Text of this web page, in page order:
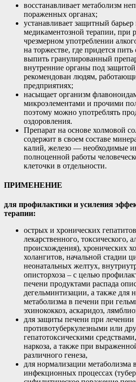
восстанавливает метаболизм
пораженных органах;
устанавливает защитный барьер
медикаментозной терапии, при
чрезмерном употреблении
на торжестве, где придется
выпить гранулированный
внутренние органы под
рекомендован людям,
предприятиях;
насыщает организм
микроэлементами и прочими
поэтому можно употреблять
оздоровления.
Препарат на основе холмовой
содержит в своем составе
калий, железо — необходимые
полноценной работы
клеточки в отдельности.
ПРИМЕНЕНИЕ
для профилактики и усиления
терапии:
острых и хронических
лекарственного, токсического,
происхождения), хронических
холангитов, начальной стадии
неонатальных желтух,
описторхоза – с целью
печени продуктами распада
дегельминтизации, а также для
метаболизма в печени при
эхинококкоз, аскаридоз,
для защиты печени при лечении
противотуберкулезными или
гепатотоксическими
наркоза, а также при
различного генеза,
для нормализации метаболизма
инфекционных процессах